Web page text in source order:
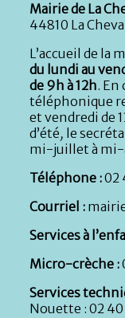
Mairie de La
44810 La
L’accueil de la
du lundi au
de 9h à 12h. En
téléphonique
et vendredi de
d’été, le
mi-juillet à mi-
Téléphone :02
Courriel :
Services à
Micro-crèche :
Services
Nouette : 02 40